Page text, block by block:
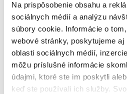
Na prispôsobenie obsahu a
sociálnych médií a analýzu
súbory cookie. Informácie o
webové stránky, poskytujeme aj
oblasti sociálnych médií,
môžu príslušné informácie
údajmi, ktoré ste im poskytli
keď ste používali ich služby.
Viac o